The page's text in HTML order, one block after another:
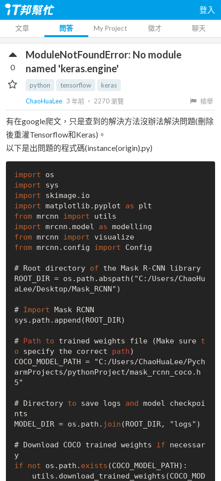
登入
文章 問答 My Project 徵才 聊天
ModuleNotFoundError: No module
named 'keras.engine'
python tensorflow
keras
ChaoHuaLee 3 年前 ‧ 2270瀏覽 檢舉
0
有在google爬文，只是查到的解決方法沒辦法解決問題(刪除
後重灌Tensorflow和Keras)。
以下是出問題的程式碼(instance(origin).py)
import
import
import
import matplotlib.pyplot as
from mrcnn import
import mrcnn.model as
from mrcnn import
visualize
from mrcnn.config import Config
# Root directory of the Mask R-CNN library
ROOT_DIR = os.path.abspath("C:/Users/ChaoHu
aLee/Desktop/Mask_RCNN")
# Import Mask RCNN
sys.path.append(ROOT_DIR)
# Path to trained weights file (Make sure t
o specify the correct path)
COCO_MODEL_PATH = "C:/Users/ChaoHuaLee/Pych
armProjects/pythonProject/mask_rcnn_coco.h
5"
# Directory to save logs and model checkpoi
nts
MODEL_DIR = os.path. join (ROOT_DIR, "logs")
# Download COCO trained weights if necessar
y
if
not os.path. exists (COCO_MODEL_PATH):